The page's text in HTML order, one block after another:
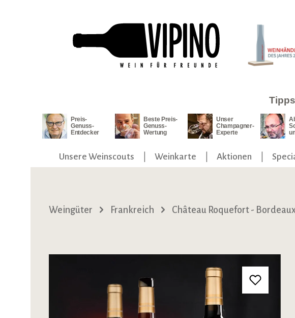
Preis-
Genuss-
Entdecker
Beste Preis-
Genuss-
Wertung
Unser
Champagner-
Experte
Unsere Weinscouts Weinkarte Aktionen
Weingüter Frankreich Château Roquefort - Bordeaux